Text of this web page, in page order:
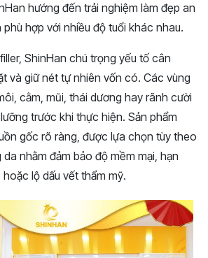
hướng đến trải nghiệm làm đẹp an
hợp với nhiều độ tuổi khác nhau.
ShinHan chú trọng yếu tố cân
và giữ nét tự nhiên vốn có. Các vùng
cằm, mũi, thái dương hay rãnh cười
trước khi thực hiện. Sản phẩm
gốc rõ ràng, được lựa chọn tùy theo
nhằm đảm bảo độ mềm mại, hạn
lộ dấu vết thẩm mỹ.